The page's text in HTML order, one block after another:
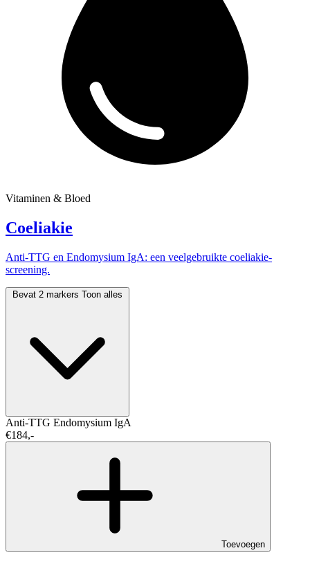
Vitaminen & Bloed
Coeliakie
Anti-TTG en Endomysium IgA: een veelgebruikte coeliakie-
screening.
Bevat 2 markers Toon alles
Anti-TTG Endomysium IgA
€184,-
Toevoegen